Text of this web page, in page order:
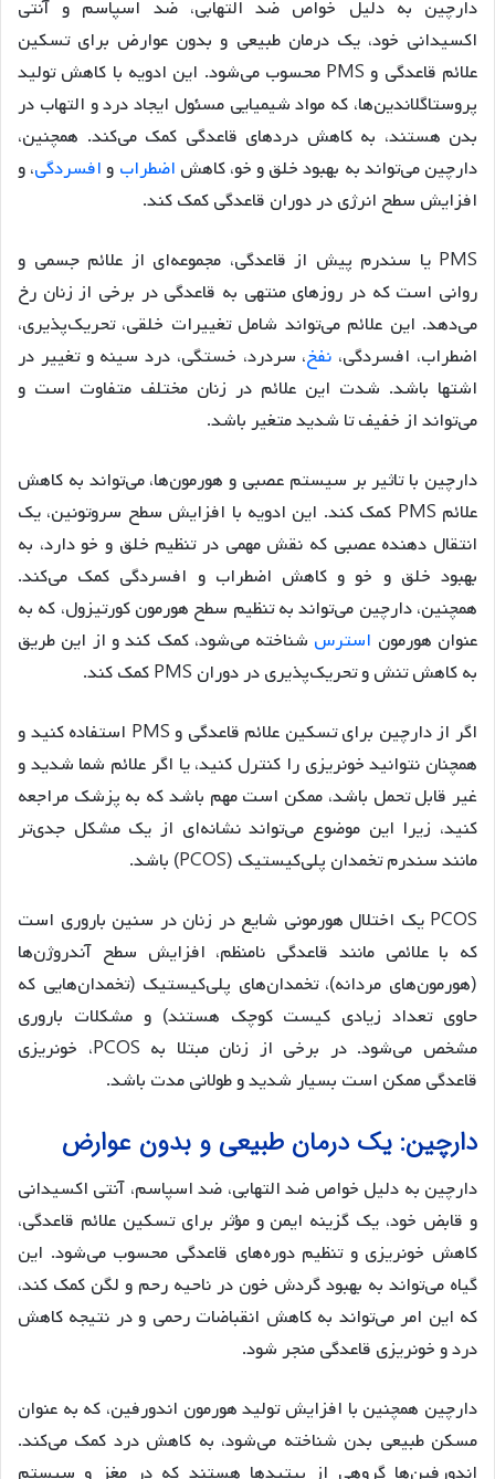
دارچین به دلیل خواص ضد التهابی، ضد اسپاسم و آنتی
اکسیدانی خود، یک درمان طبیعی و بدون عوارض برای تسکین
علائم قاعدگی و PMS محسوب می‌شود. این ادویه با کاهش تولید
پروستاگلاندین‌ها، که مواد شیمیایی مسئول ایجاد درد و التهاب در
بدن هستند، به کاهش دردهای قاعدگی کمک می‌کند. همچنین،
دارچین می‌تواند به بهبود خلق و خو، کاهش اضطراب وافسردگی، و
افزایش سطح انرژی در دوران قاعدگی کمک کند.
PMS یا سندرم پیش از قاعدگی، مجموعه‌ای از علائم جسمی و
روانی است که در روزهای منتهی به قاعدگی در برخی از زنان رخ
می‌دهد. این علائم می‌تواند شامل تغییرات خلقی، تحریک‌پذیری،
اضطراب، افسردگی، نفخ، سردرد، خستگی، درد سینه و تغییر در
اشتها باشد. شدت این علائم در زنان مختلف متفاوت است و
می‌تواند از خفیف تا شدید متغیر باشد.
دارچین با تاثیر بر سیستم عصبی و هورمون‌ها، می‌تواند به کاهش
علائم PMS کمک کند. این ادویه با افزایش سطح سروتونین، یک
انتقال دهنده عصبی که نقش مهمی در تنظیم خلق و خو دارد، به
بهبود خلق و خو و کاهش اضطراب و افسردگی کمک می‌کند.
همچنین، دارچین می‌تواند به تنظیم سطح هورمون کورتیزول، که به
عنوان هورمون استرس شناخته می‌شود، کمک کند و از این طریق
به کاهش تنش و تحریک‌پذیری در دوران PMS کمک کند.
اگر از دارچین برای تسکین علائم قاعدگی و PMS استفاده کنید و
همچنان نتوانید خونریزی را کنترل کنید، یا اگر علائم شما شدید و
غیر قابل تحمل باشد، ممکن است مهم باشد که به پزشک مراجعه
کنید، زیرا این موضوع می‌تواند نشانه‌ای از یک مشکل جدی‌تر
مانند سندرم تخمدان پلی‌کیستیک (PCOS) باشد.
PCOS یک اختلال هورمونی شایع در زنان در سنین باروری است
که با علائمی مانند قاعدگی نامنظم، افزایش سطح آندروژن‌ها
(هورمون‌های مردانه)، تخمدان‌های پلی‌کیستیک (تخمدان‌هایی که
حاوی تعداد زیادی کیست کوچک هستند) و مشکلات باروری
مشخص می‌شود. در برخی از زنان مبتلا به PCOS، خونریزی
قاعدگی ممکن است بسیار شدید و طولانی مدت باشد.
دارچین: یک درمان طبیعی و بدون عوارض
دارچین به دلیل خواص ضد التهابی، ضد اسپاسم، آنتی اکسیدانی
و قابض خود، یک گزینه ایمن و مؤثر برای تسکین علائم قاعدگی،
کاهش خونریزی و تنظیم دوره‌های قاعدگی محسوب می‌شود. این
گیاه می‌تواند به بهبود گردش خون در ناحیه رحم و لگن کمک کند،
که این امر می‌تواند به کاهش انقباضات رحمی و در نتیجه کاهش
درد و خونریزی قاعدگی منجر شود.
دارچین همچنین با افزایش تولید هورمون اندورفین، که به عنوان
مسکن طبیعی بدن شناخته می‌شود، به کاهش درد کمک می‌کند.